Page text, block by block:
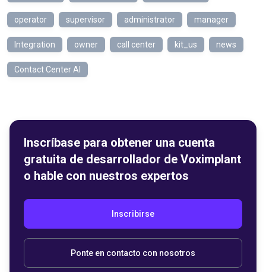
operator supervisor administrator manager
Integration owner call center kit_us news
Contact Center AI
Inscríbase para obtener una cuenta
gratuita de desarrollador de Voximplant
o hable con nuestros expertos
Inscribirse
Ponte en contacto con nosotros